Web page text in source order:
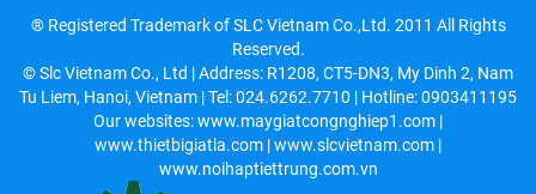
® Registered Trademark of SLC Vietnam Co.,Ltd. 2011 All Rights
Reserved.
© Slc Vietnam Co., Ltd | Address: R1208, CT5-DN3, My Dinh 2, Nam
Tu Liem, Hanoi, Vietnam | Tel: 024.6262.7710 | Hotline: 0903411195
Our websites: www.maygiatcongnghiep1.com |
www.thietbigiatla.com | www.slcvietnam.com |
www.noihaptiettrung.com.vn